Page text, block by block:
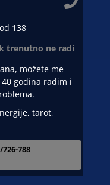
138
trenutno ne radi
možete me
godina radim i
tarot,
788